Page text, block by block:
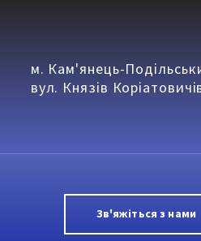
м. Кам'янець-
вул. Князів
Зв'яжіться з нами